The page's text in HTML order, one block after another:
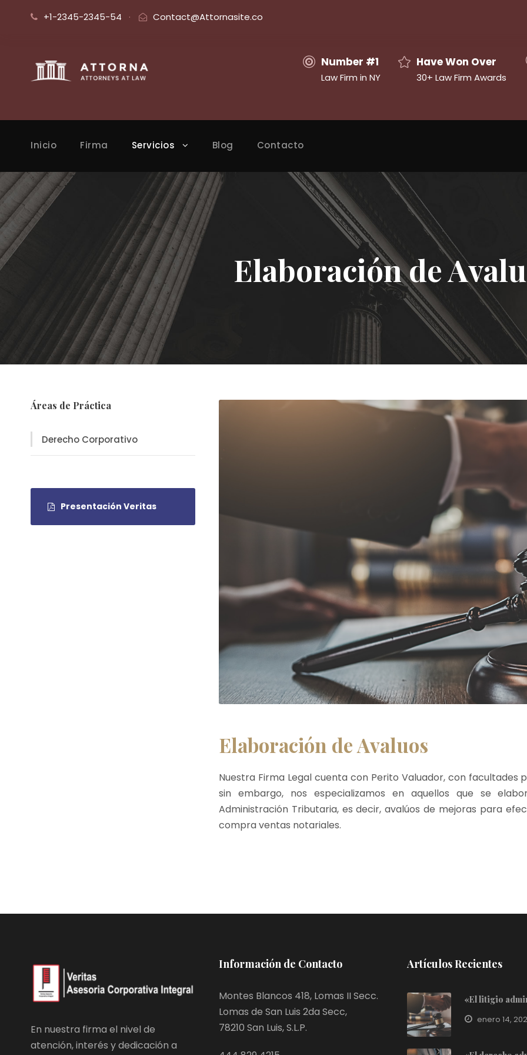
+1-2345-2345-54 · Contact@Attornasite.co
Number #1
Law Firm in NY
Have Won Over
30+ Law Firm Awards
Inicio Firma Servicios Blog Contacto
Elaboración de
Elaboración de Avaluos
Nuestra Firma Legal cuenta con Perito Valuador, con facultades
sin embargo, nos especializamos en aquellos que se
Administración Tributaria, es decir, avalúos de mejoras para
compra ventas notariales.
Áreas de Práctica
Derecho Corporativo
Presentación Veritas
En nuestra firma el nivel de
atención, interés y dedicación a
Información de Contacto
Montes Blancos 418, Lomas II Secc.
Lomas de San Luis 2da Secc,
78210 San Luis, S.L.P.
Artículos Recientes
«El litigio
enero 14,